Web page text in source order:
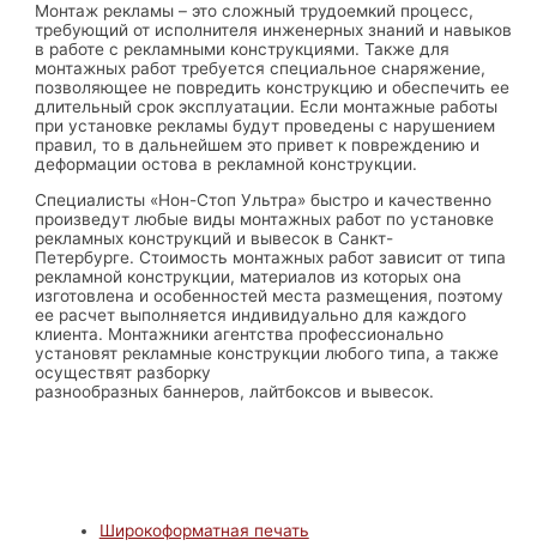
Широкоформатная печать
Монтаж рекламы – это сложный трудоемкий процесс,
требующий от исполнителя инженерных знаний и навыков
в работе с рекламными конструкциями. Также для
монтажных работ требуется специальное снаряжение,
позволяющее не повредить конструкцию и обеспечить ее
длительный срок эксплуатации. Если монтажные работы
при установке рекламы будут проведены с нарушением
правил, то в дальнейшем это привет к повреждению и
деформации остова в рекламной конструкции.
Специалисты «Нон-Стоп Ультра» быстро и качественно
произведут любые виды монтажных работ по установке
рекламных конструкций и вывесок в Санкт-
Петербурге. Стоимость монтажных работ зависит от типа
рекламной конструкции, материалов из которых она
изготовлена и особенностей места размещения, поэтому
ее расчет выполняется индивидуально для каждого
клиента. Монтажники агентства профессионально
установят рекламные конструкции любого типа, а также
осуществят разборку
разнообразных баннеров, лайтбоксов и вывесок.